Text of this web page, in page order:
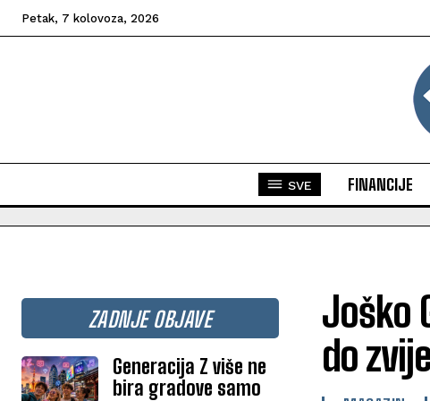
Petak, 7 kolovoza, 2026
SVE FINANCIJE
ZADNJE OBJAVE
Generacija Z više ne
bira gradove samo
Joško
do